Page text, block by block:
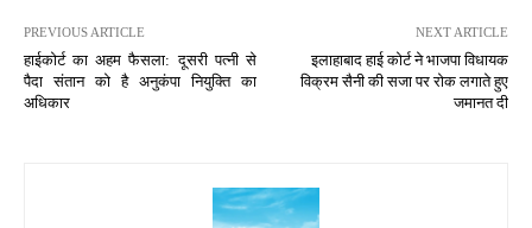
PREVIOUS ARTICLE
हाईकोर्ट का अहम फैसला: दूसरी पत्नी से
पैदा संतान को है अनुकंपा नियुक्ति का
अधिकार
NEXT ARTICLE
इलाहाबाद हाई कोर्ट ने भाजपा विधायक
विक्रम सैनी की सजा पर रोक लगाते हुए
जमानत दी